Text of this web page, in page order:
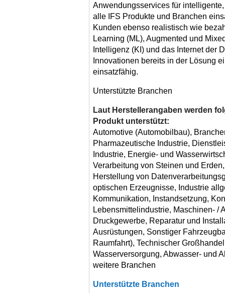
Anwendungsservices für
alle IFS Produkte und Branchen
Kunden ebenso realistisch wie
Learning (ML), Augmented und
Intelligenz (KI) und das Internet der
Innovationen bereits in der Lösung
einsatzfähig.
Unterstützte Branchen
Laut Herstellerangaben werden
Produkt unterstützt:
Automotive (Automobilbau),
Pharmazeutische Industrie,
Industrie, Energie- und
Verarbeitung von Steinen und
Herstellung von
optischen Erzeugnisse, Industrie
Kommunikation, Instandsetzung,
Lebensmittelindustrie, Maschinen- /
Druckgewerbe, Reparatur und
Ausrüstungen, Sonstiger
Raumfahrt), Technischer
Wasserversorgung, Abwasser- und
weitere Branchen
Unterstützte Branchen